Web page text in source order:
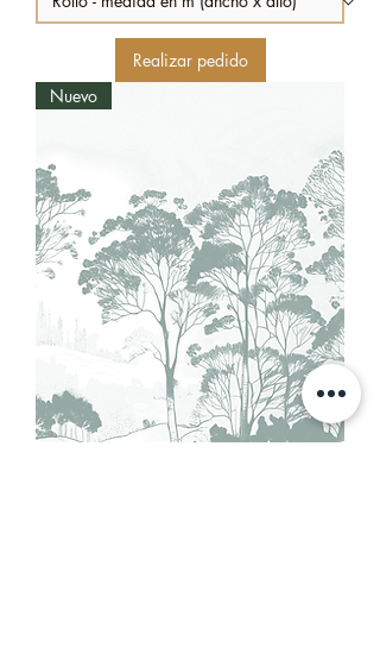
Realizar pedido
Nuevo